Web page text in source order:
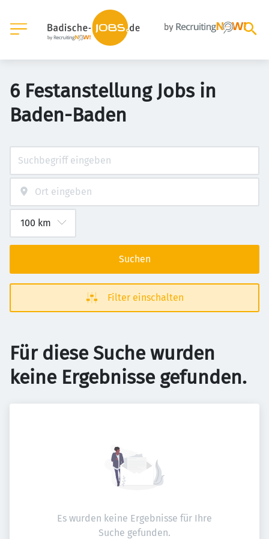
6 Festanstellung Jobs in
Baden-Baden
Suchen
Filter einschalten
Für diese Suche wurden
keine Ergebnisse gefunden.
Es wurden keine Ergebnisse für Ihre
Suche gefunden.